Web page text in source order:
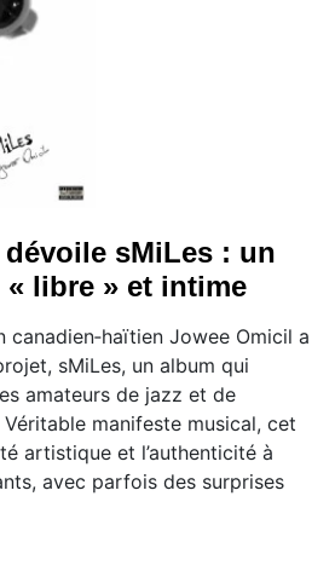
sMiLes : un
libre » et intime
canadien‑haïtien Jowee Omicil a
sMiLes, un album qui
amateurs de jazz et de
manifeste musical, cet
artistique et l’authenticité à
avec parfois des surprises